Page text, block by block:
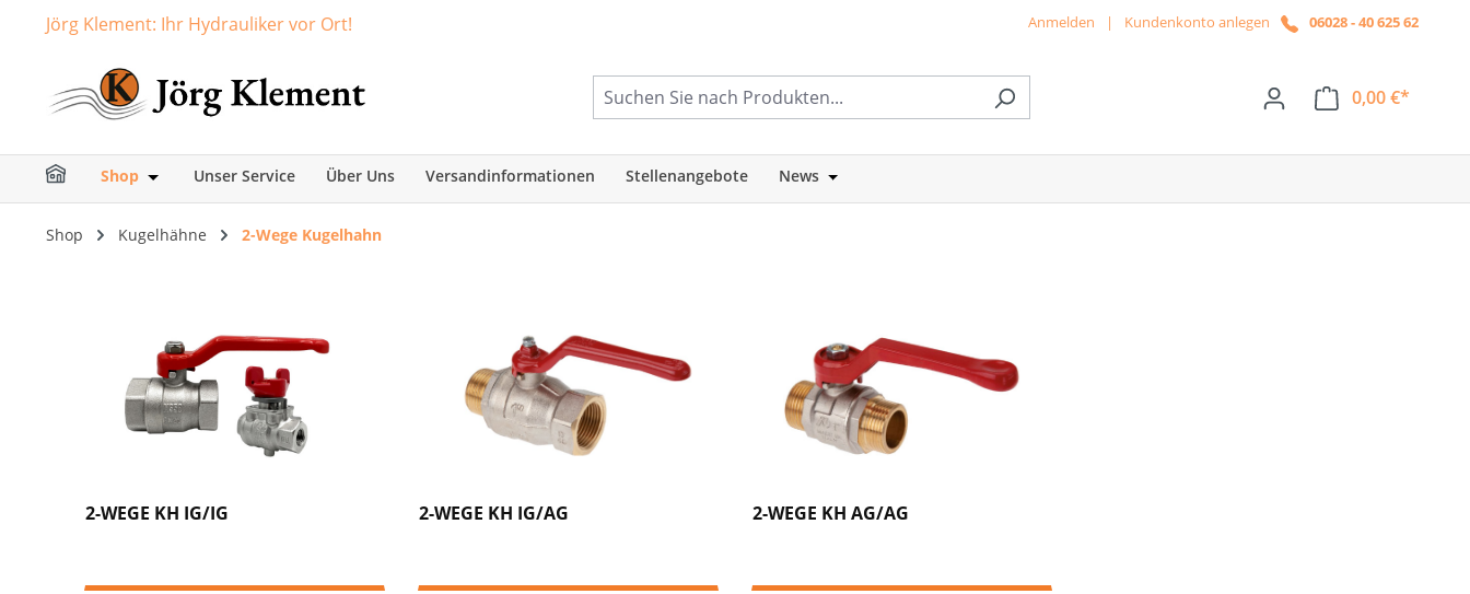
Zur Hauptnavigation springen
Jörg Klement: Ihr Hydrauliker vor Ort! Anmelden | Kundenkonto anlegen 06028 - 40 625 62
0,00 €*
Shop Öffne oder Schließe das Dropdown der Kategorie Shop
Unser Service Über Uns Versandinformationen Stellenangebote News Öffne oder Schließe das Dropdown der Kategorie News
Shop Kugelhähne 2-Wege Kugelhahn
2-WEGE KH IG/IG 2-WEGE KH IG/AG 2-WEGE KH AG/AG